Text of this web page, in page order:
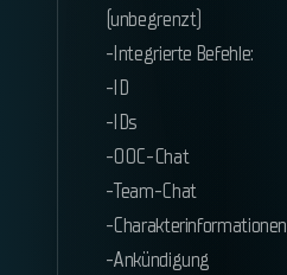
(unbegrenzt)
-Integrierte Befehle:
-ID
-IDs
-OOC-Chat
-Team-Chat
-Charakterinformationen
-Ankündigung